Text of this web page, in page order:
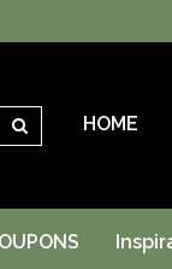
Zoeken HOME